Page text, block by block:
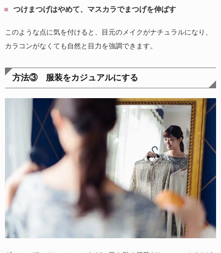
つけまつげはやめて、マスカラでまつげを伸ばす
このような点に気を付けると、目元のメイクがナチュラルになり、
カラコンがなくても自然と目力を強調できます。
方法③ 服装をカジュアルにする